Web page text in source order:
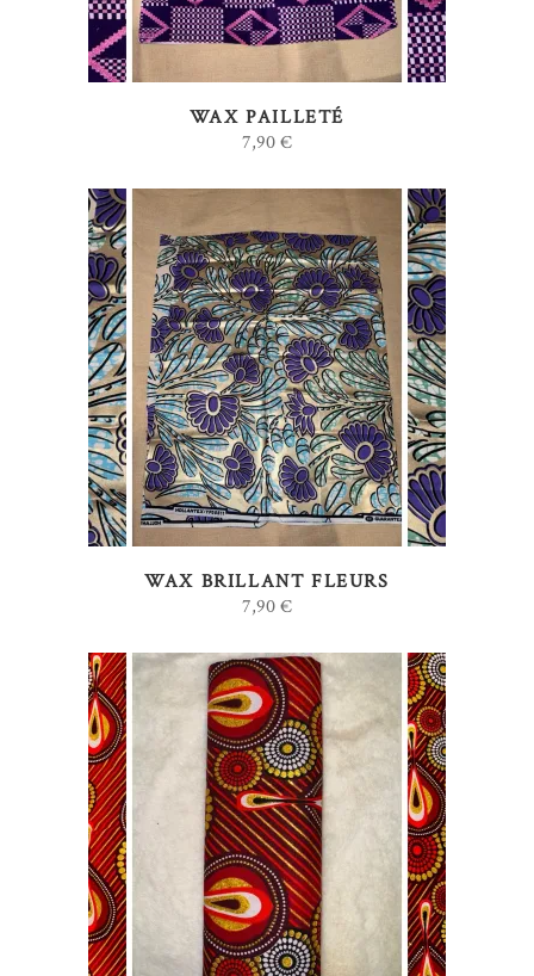
WAX PAILLETÉ
7,90€
AJOUTER AU PANIER
WAX BRILLANT FLEURS
7,90€
AJOUTER AU PANIER